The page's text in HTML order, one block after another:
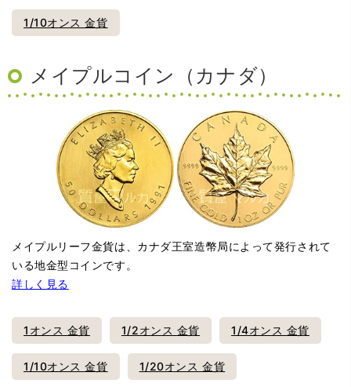
1/10オンス 金貨
メイプルコイン（カナダ）
メイプルリーフ金貨は、カナダ王室造幣局によって発行されて
いる地金型コインです。
詳しく見る
1オンス 金貨 1/2オンス 金貨 1/4オンス 金貨
1/10オンス 金貨 1/20オンス 金貨